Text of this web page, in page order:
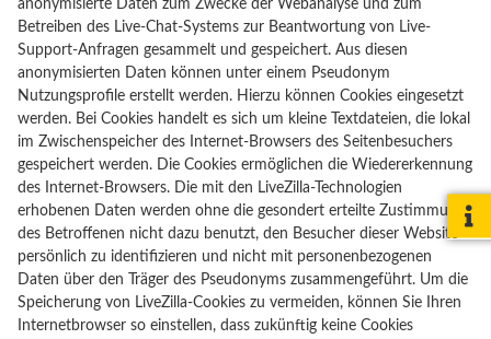
anonymisierte Daten zum Zwecke der Webanalyse und zum
Betreiben des Live-Chat-Systems zur Beantwortung von Live-
Support-Anfragen gesammelt und gespeichert. Aus diesen
anonymisierten Daten können unter einem Pseudonym
Nutzungsprofile erstellt werden. Hierzu können Cookies eingesetzt
werden. Bei Cookies handelt es sich um kleine Textdateien, die lokal
im Zwischenspeicher des Internet-Browsers des Seitenbesuchers
gespeichert werden. Die Cookies ermöglichen die Wiedererkennung
des Internet-Browsers. Die mit den LiveZilla-Technologien
erhobenen Daten werden ohne die gesondert erteilte Zustimmung
des Betroffenen nicht dazu benutzt, den Besucher dieser Website
persönlich zu identifizieren und nicht mit personenbezogenen
Daten über den Träger des Pseudonyms zusammengeführt. Um die
Speicherung von LiveZilla-Cookies zu vermeiden, können Sie Ihren
Internetbrowser so einstellen, dass zukünftig keine Cookies